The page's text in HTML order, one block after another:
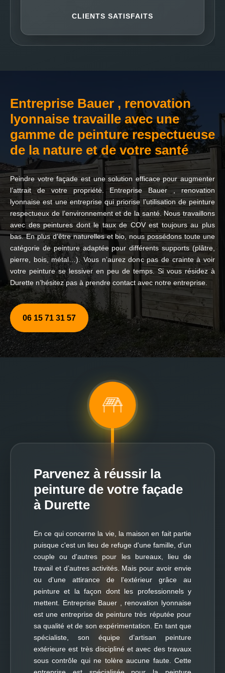
CLIENTS SATISFAITS
Entreprise Bauer , renovation
lyonnaise travaille avec une
gamme de peinture respectueuse
de la nature et de votre santé
Peindre votre façade est une solution efficace pour augmenter
l’attrait de votre propriété. Entreprise Bauer , renovation
lyonnaise est une entreprise qui priorise l’utilisation de peinture
respectueux de l’environnement et de la santé. Nous travaillons
avec des peintures dont le taux de COV est toujours au plus
bas. En plus d’être naturelles et bio, nous possédons toute une
catégorie de peinture adaptée pour différents supports (plâtre,
pierre, bois, métal…). Vous n’aurez donc pas de crainte à voir
votre peinture se lessiver en peu de temps. Si vous résidez à
Durette n’hésitez pas à prendre contact avec notre entreprise.
06 15 71 31 57
Parvenez à réussir la
peinture de votre façade
à Durette
En ce qui concerne la vie, la maison en fait partie
puisque c'est un lieu de refuge d'une famille, d’un
couple ou d'autres pour les bureaux, lieu de
travail et d’autres activités. Mais pour avoir envie
ou d'une attirance de l'extérieur grâce au
peinture et la façon dont les professionnels y
mettent. Entreprise Bauer , renovation lyonnaise
est une entreprise de peinture très réputée pour
sa qualité et de son expérimentation. En tant que
spécialiste, son équipe d’artisan peinture
extérieure est très discipliné et avec des travaux
sous contrôle qui ne tolère aucune faute. Cette